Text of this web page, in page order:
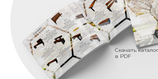
Скачать каталог
в PDF